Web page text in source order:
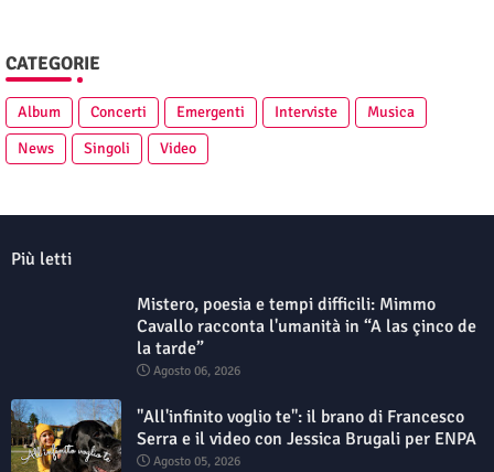
CATEGORIE
Album Concerti Emergenti Interviste
Musica
News
Singoli Video
Più letti
Mistero, poesia e tempi difficili: Mimmo
Cavallo racconta l'umanità in “A las çinco de
la tarde”
Agosto 06, 2026
"All'infinito voglio te": il brano di Francesco
Serra e il video con Jessica Brugali per ENPA
Agosto 05, 2026